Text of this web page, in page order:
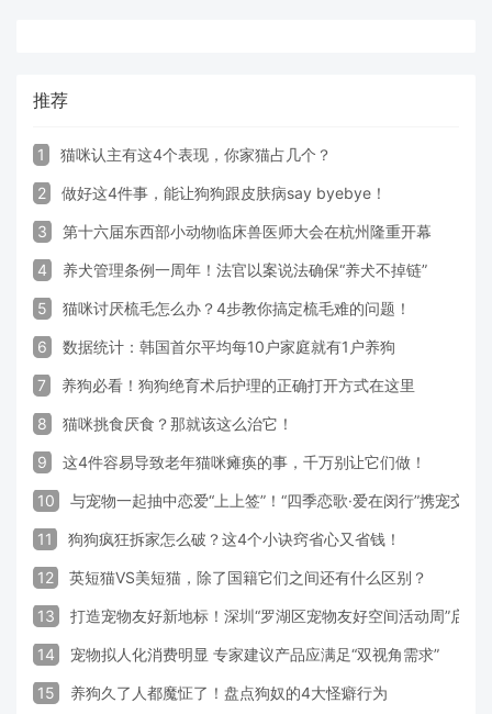
推荐
1 猫咪认主有这4个表现，你家猫占几个？
2 做好这4件事，能让狗狗跟皮肤病say byebye！
3 第十六届东西部小动物临床兽医师大会在杭州隆重开幕
4 养犬管理条例一周年！法官以案说法确保“养犬不掉链”
5 猫咪讨厌梳毛怎么办？4步教你搞定梳毛难的问题！
6 数据统计：韩国首尔平均每10户家庭就有1户养狗
7 养狗必看！狗狗绝育术后护理的正确打开方式在这里
8 猫咪挑食厌食？那就该这么治它！
9 这4件容易导致老年猫咪瘫痪的事，千万别让它们做！
10 与宠物一起抽中恋爱“上上签”！“四季恋歌·爱在闵行”携宠交友
11 狗狗疯狂拆家怎么破？这4个小诀窍省心又省钱！
12 英短猫VS美短猫，除了国籍它们之间还有什么区别？
13 打造宠物友好新地标！深圳“罗湖区宠物友好空间活动周”启动
14 宠物拟人化消费明显 专家建议产品应满足“双视角需求”
15 养狗久了人都魔怔了！盘点狗奴的4大怪癖行为